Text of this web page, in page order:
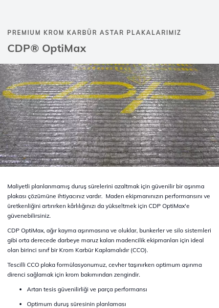
PREMIUM KROM KARBÜR ASTAR PLAKALARIMIZ
CDP® OptiMax
Maliyetli planlanmamış duruş sürelerini azaltmak için güvenilir bir aşınma
plakası çözümüne ihtiyacınız vardır. Maden ekipmanınızın performansını ve
üretkenliğini artırırken kârlılığınızı da yükseltmek için CDP OptiMax'e
güvenebilirsiniz.
CDP OptiMax, ağır kayma aşınmasına ve oluklar, bunkerler ve silo sistemleri
gibi orta derecede darbeye maruz kalan madencilik ekipmanları için ideal
olan birinci sınıf bir Krom Karbür Kaplamalıdır (CCO).
Tescilli CCO plaka formülasyonumuz, cevher taşınırken optimum aşınma
direnci sağlamak için krom bakımından zengindir.
Artan tesis güvenilirliği ve parça performansı
Optimum duruş süresinin planlaması